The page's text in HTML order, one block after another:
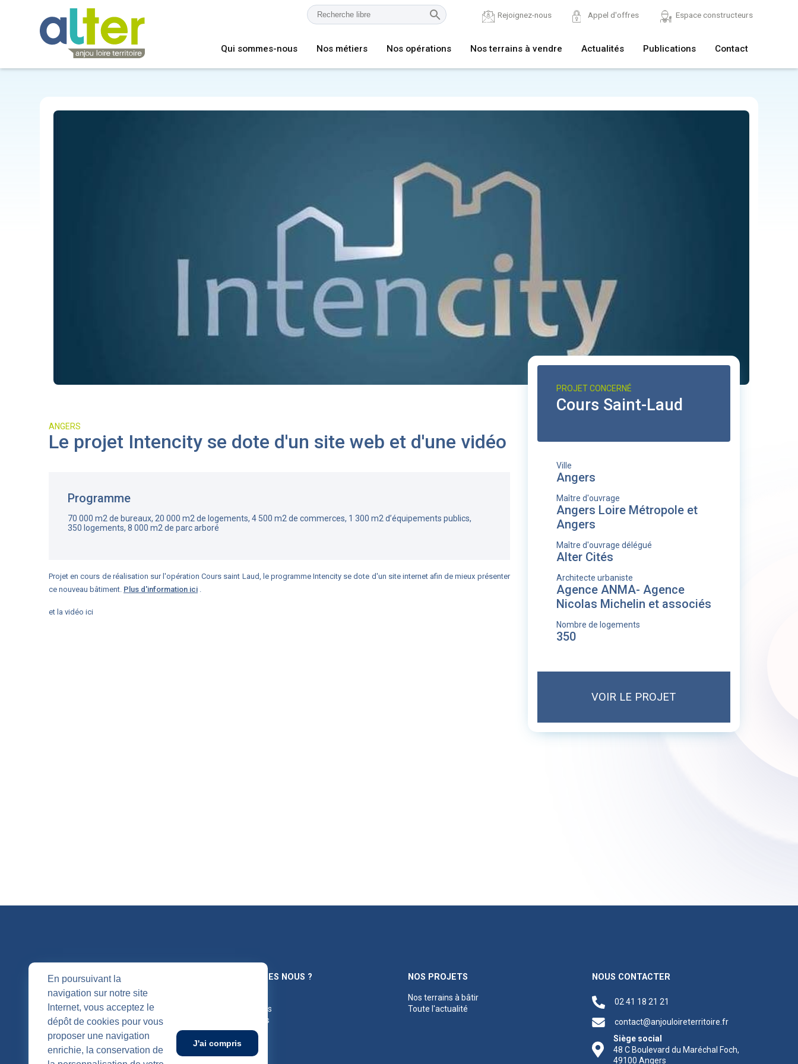
En poursuivant la
navigation sur notre site
Internet, vous acceptez le
dépôt de cookies pour vous
proposer une navigation
enrichie, la conservation de
J'ai compris
Rejoignez-nous Appel d'offres Espace constructeurs
Qui sommes-nous Nos métiers Nos opérations Nos terrains à vendre Actualités Publications Contact
ANGERS
Le projet Intencity se dote d'un site web et d'une vidéo
Programme
70 000 m2 de bureaux, 20 000 m2 de logements, 4 500 m2 de commerces, 1 300 m2 d’équipements publics,
350 logements, 8 000 m2 de parc arboré
Projet en cours de réalisation sur l'opération Cours saint Laud, le programme Intencity se dote d'un site internet afin de mieux présenter
ce nouveau bâtiment. Plus d'information ici .
et la vidéo ici
PROJET CONCERNÉ
Cours Saint-Laud
Ville
Angers
Maître d'ouvrage
Angers Loire Métropole et
Angers
Maître d'ouvrage délégué
Alter Cités
Architecte urbaniste
Agence ANMA- Agence
Nicolas Michelin et associés
Nombre de logements
350
VOIR LE PROJET
SUIVEZ-NOUS
QUI SOMMES NOUS ?
Nos agences
Publications
NOS PROJETS
Nos terrains à bâtir
Toute l'actualité
NOUS CONTACTER
02 41 18 21 21
contact@anjouloireterritoire.fr
Siège social
48 C Boulevard du Maréchal Foch,
49100 Angers